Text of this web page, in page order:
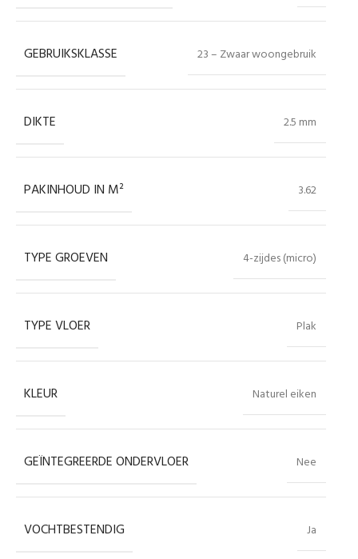
GEBRUIKSKLASSE 23 – Zwaar woongebruik
DIKTE 2.5 mm
PAKINHOUD IN M² 3.62
TYPE GROEVEN 4-zijdes (micro)
TYPE VLOER Plak
KLEUR Naturel eiken
GEÏNTEGREERDE ONDERVLOER Nee
VOCHTBESTENDIG Ja